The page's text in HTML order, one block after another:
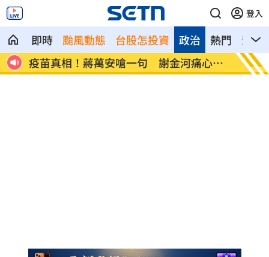
登入
即時 颱風動態 台股怎投資 熱門 影音
政治
一
疫苗真相！蔣萬安嗆一句 謝金河痛心發
聲
股災
10%